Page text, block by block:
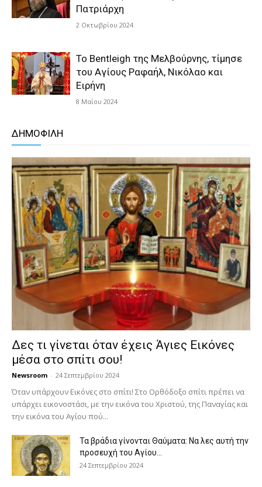
Πατριάρχη
2 Οκτωβρίου 2024
Το Bentleigh της Μελβούρνης, τίμησε
του Αγίους Ραφαήλ, Νικόλαο και
Ειρήνη
8 Μαΐου 2024
ΔΗΜΟΦΙΛΗ
Δες τι γίνεται όταν έχεις Άγιες Εικόνες
μέσα στο σπίτι σου!
Newsroom - 24 Σεπτεμβρίου 2024
Όταν υπάρχουν Εικόνες στο σπίτι! Στο Ορθόδοξο σπίτι πρέπει να
υπάρχει εικονοστάσι, με την εικόνα του Χριστού, της Παν­αγίας και
την εικόνα του Αγίου πού...
Τα βράδια γίνονται Θαύματα: Να λες αυτή την
προσευχή του Αγίου...
24 Σεπτεμβρίου 2024